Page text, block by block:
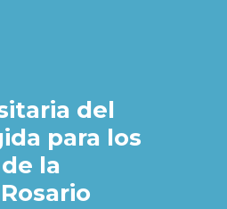
del
para los
la